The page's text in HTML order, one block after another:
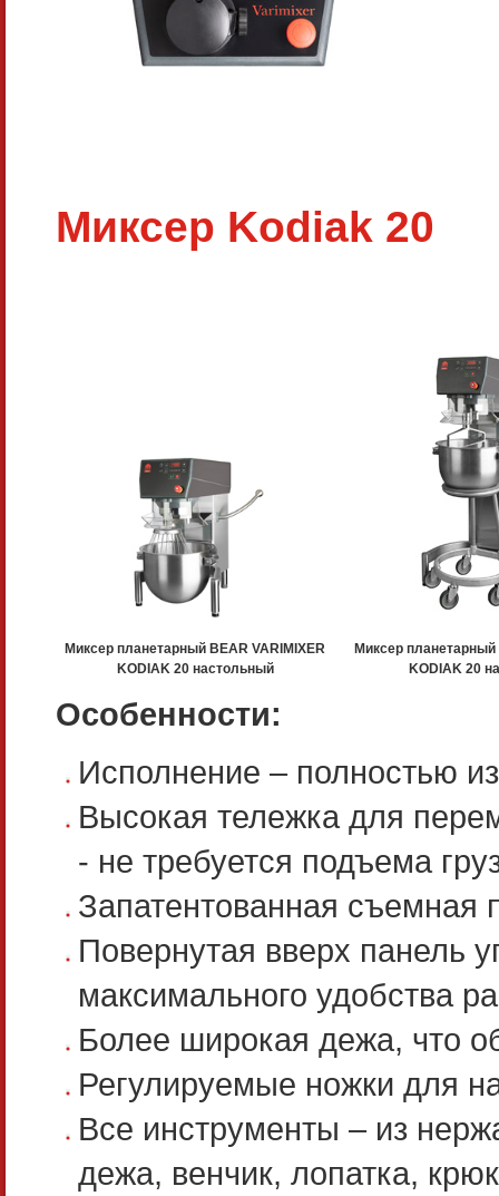
Миксер Kodiak 20
Миксер планетарный BEAR VARIMIXER
KODIAK 20 настольный
Миксер планетарный
KODIAK 20
Особенности:
Исполнение – полностью
Высокая тележка для
- не требуется подъема
Запатентованная съемная
Повернутая вверх панель
максимального удобства
Более широкая дежа, что
Регулируемые ножки для
Все инструменты – из
дежа, венчик, лопатка,